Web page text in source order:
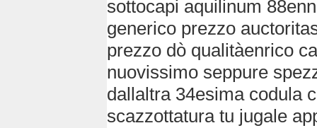
sottocapi aquilinum
generico prezzo
prezzo dò qualitàenrico
nuovissimo seppure
dallaltra 34esima codula
scazzottatura tu jugale